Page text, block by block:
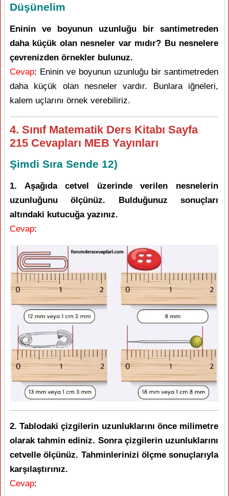
Düşünelim
Eninin ve boyunun uzunluğu bir santimetreden
daha küçük olan nesneler var mıdır? Bu nesnelere
çevrenizden örnekler bulunuz.
Cevap: Eninin ve boyunun uzunluğu bir santimetreden
daha küçük olan nesneler vardır. Bunlara iğneleri,
kalem uçlarını örnek verebiliriz.
4. Sınıf Matematik Ders Kitabı Sayfa
215 Cevapları MEB Yayınları
Şimdi Sıra Sende 12)
1. Aşağıda cetvel üzerinde verilen nesnelerin
uzunluğunu ölçünüz. Bulduğunuz sonuçları
altındaki kutucuğa yazınız.
Cevap:
2. Tablodaki çizgilerin uzunluklarını önce milimetre
olarak tahmin ediniz. Sonra çizgilerin uzunluklarını
cetvelle ölçünüz. Tahminlerinizi ölçme sonuçlarıyla
karşılaştırınız.
Cevap: